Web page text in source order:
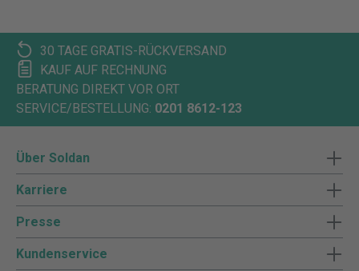
30 TAGE GRATIS-RÜCKVERSAND
KAUF AUF RECHNUNG
BERATUNG DIREKT VOR ORT
SERVICE/BESTELLUNG: 0201 8612-123
Über Soldan
Karriere
Presse
Kundenservice